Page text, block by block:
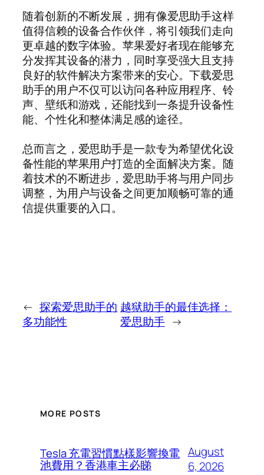
随着创新的不断发展，拥有像爱思助手这样
值得信赖的设备合作伙伴，将引领我们走向
更卓越的数字体验。苹果爱好者现在能够充
分发挥其设备的潜力，同时享受强大且支持
良好的软件解决方案带来的安心。下载爱思
助手的用户不仅可以访问各种应用程序、铃
声、壁纸和游戏，还能找到一条提升设备性
能、个性化和整体满足感的途径。
总而言之，爱思助手是一款专为希望优化设
备性能的苹果用户打造的全面解决方案。随
着技术的不断进步，爱思助手将与用户同步
调整，为用户与设备之间更加顺畅可靠的通
信提供重要的入口。
← 探索爱思助手的
多功能性
越狱助手的最佳选择：
爱思助手 →
MORE POSTS
Tesla 充電習慣點樣影響換電
池費用？香港車主必睇
August
6, 2026